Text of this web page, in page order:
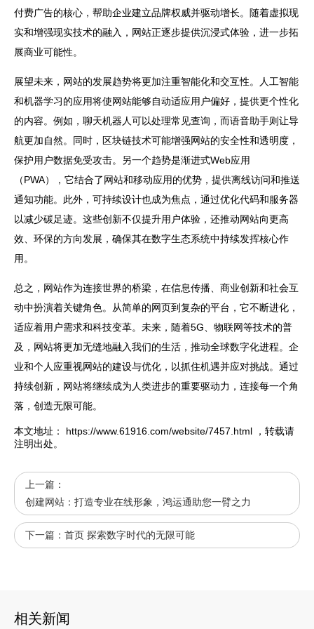
付费广告的核心，帮助企业建立品牌权威并驱动增长。随着虚拟现
实和增强现实技术的融入，网站正逐步提供沉浸式体验，进一步拓
展商业可能性。
展望未来，网站的发展趋势将更加注重智能化和交互性。人工智能
和机器学习的应用将使网站能够自动适应用户偏好，提供更个性化
的内容。例如，聊天机器人可以处理常见查询，而语音助手则让导
航更加自然。同时，区块链技术可能增强网站的安全性和透明度，
保护用户数据免受攻击。另一个趋势是渐进式Web应用
（PWA），它结合了网站和移动应用的优势，提供离线访问和推送
通知功能。此外，可持续设计也成为焦点，通过优化代码和服务器
以减少碳足迹。这些创新不仅提升用户体验，还推动网站向更高
效、环保的方向发展，确保其在数字生态系统中持续发挥核心作
用。
总之，网站作为连接世界的桥梁，在信息传播、商业创新和社会互
动中扮演着关键角色。从简单的网页到复杂的平台，它不断进化，
适应着用户需求和科技变革。未来，随着5G、物联网等技术的普
及，网站将更加无缝地融入我们的生活，推动全球数字化进程。企
业和个人应重视网站的建设与优化，以抓住机遇并应对挑战。通过
持续创新，网站将继续成为人类进步的重要驱动力，连接每一个角
落，创造无限可能。
本文地址： https://www.61916.com/website/7457.html
，转载请
注明出处。
上一篇：
创建网站：打造专业在线形象，鸿运通助您一臂之力
下一篇： 首页 探索数字时代的无限可能
相关新闻